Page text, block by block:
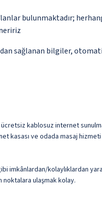
bulunmaktadır;
sağlanan bilgiler,
kablosuz internet
ve odada masaj
imkânlardan/kolaylıklardan
ulaşmak kolay.